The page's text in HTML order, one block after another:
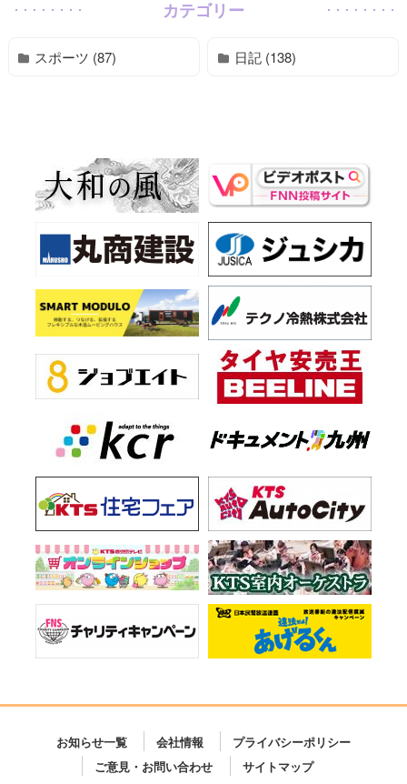
カテゴリー
スポーツ (87) 日記 (138)
お知らせ一覧 会社情報
プライバシーポリシー
ご意見・お問い合わせ
サイトマップ